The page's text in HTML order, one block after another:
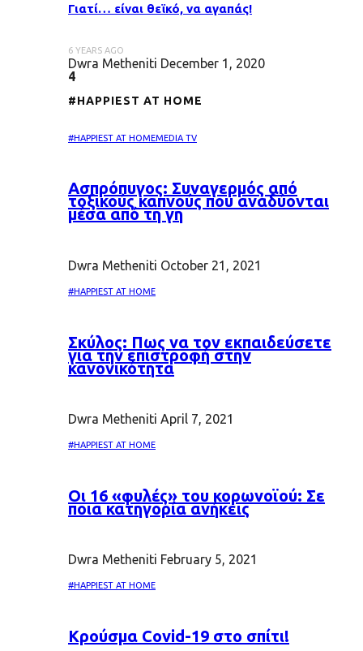
Γιατί… είναι θεϊκό, να αγαπάς!
6 YEARS AGO
Dwra Metheniti December 1, 2020
4
#HAPPIEST AT HOME
#HAPPIEST AT HOMEMEDIA TV
Ασπρόπυγος: Συναγερμός από
τοξικούς καπνούς που αναδύονται
μέσα από τη γη
Dwra Metheniti October 21, 2021
#HAPPIEST AT HOME
Σκύλος: Πως να τον εκπαιδεύσετε
για την επιστροφή στην
κανονικότητα
Dwra Metheniti April 7, 2021
#HAPPIEST AT HOME
Oι 16 «φυλές» του κορωνοϊού: Σε
ποια κατηγορία ανήκεις
Dwra Metheniti February 5, 2021
#HAPPIEST AT HOME
Κρούσμα Covid-19 στο σπίτι!